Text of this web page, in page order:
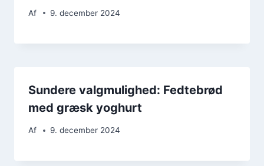
Af 9. december 2024
Sundere valgmulighed: Fedtebrød
med græsk yoghurt
Af 9. december 2024